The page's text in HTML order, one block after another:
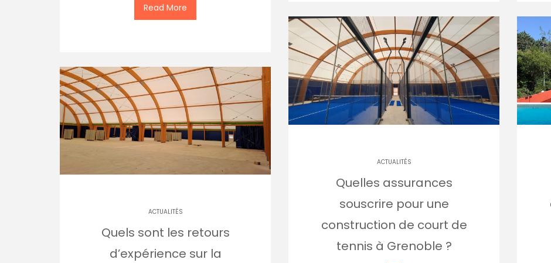
Read More
ACTUALITÉS
Quelles assurances
souscrire pour une
construction de court de
tennis à Grenoble ?
ACTUALITÉS
Quels sont les retours
d’expérience sur la